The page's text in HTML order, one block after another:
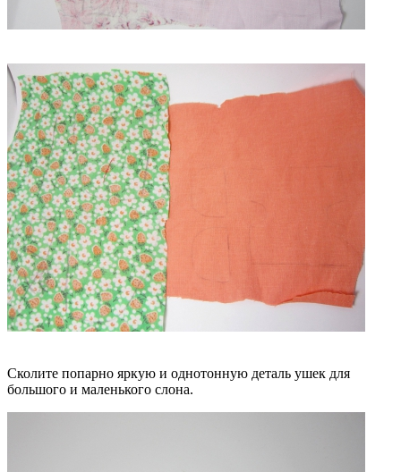
Сколите попарно яркую и однотонную деталь ушек для
большого и маленького слона.